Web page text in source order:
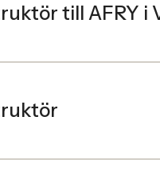
till AFRY i